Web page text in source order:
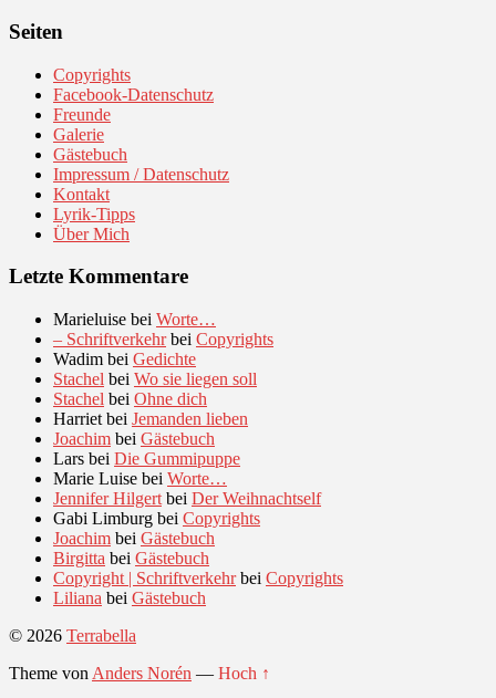
Seiten
Copyrights
Facebook-Datenschutz
Freunde
Galerie
Gästebuch
Impressum / Datenschutz
Kontakt
Lyrik-Tipps
Über Mich
Letzte Kommentare
Marieluise bei Worte…
– Schriftverkehrbei Copyrights
Wadim bei Gedichte
Stachel bei Wo sie liegen soll
Stachel bei Ohne dich
Harriet bei Jemanden lieben
Joachim bei Gästebuch
Lars bei Die Gummipuppe
Marie Luise bei Worte…
Jennifer Hilgert bei Der Weihnachtself
Gabi Limburg bei Copyrights
Joachim bei Gästebuch
Birgitta bei Gästebuch
Copyright | Schriftverkehrbei Copyrights
Liliana bei Gästebuch
© 2026 Terrabella
Theme von Anders Norén — Hoch ↑